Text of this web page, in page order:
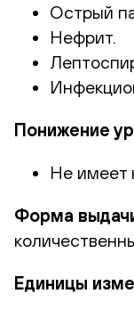
Острый
Нефрит.
Понижение
Не имеет
Форма
Единицы